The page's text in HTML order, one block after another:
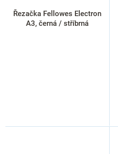
Řezačka Fellowes Electron
A3, černá / stříbrná